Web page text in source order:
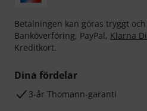
Betalningen kan göras tryggt
Banköverföring, PayPal, Klarna
Kreditkort.
Dina fördelar
3-år Thomann-garanti